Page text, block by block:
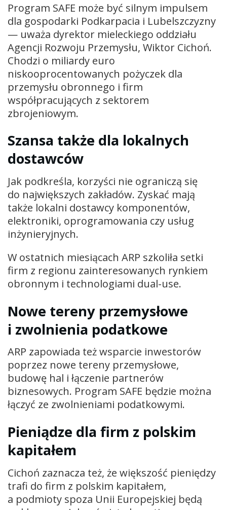
Program SAFE może być silnym impulsem
dla gospodarki Podkarpacia i Lubelszczyzny
— uważa dyrektor mieleckiego oddziału
Agencji Rozwoju Przemysłu, Wiktor Cichoń.
Chodzi o miliardy euro
niskooprocentowanych pożyczek dla
przemysłu obronnego i firm
współpracujących z sektorem
zbrojeniowym.
Szansa także dla lokalnych
dostawców
Jak podkreśla, korzyści nie ograniczą się
do największych zakładów. Zyskać mają
także lokalni dostawcy komponentów,
elektroniki, oprogramowania czy usług
inżynieryjnych.
W ostatnich miesiącach ARP szkoliła setki
firm z regionu zainteresowanych rynkiem
obronnym i technologiami dual-use.
Nowe tereny przemysłowe
i zwolnienia podatkowe
ARP zapowiada też wsparcie inwestorów
poprzez nowe tereny przemysłowe,
budowę hal i łączenie partnerów
biznesowych. Program SAFE będzie można
łączyć ze zwolnieniami podatkowymi.
Pieniądze dla firm z polskim
kapitałem
Cichoń zaznacza też, że większość pieniędzy
trafi do firm z polskim kapitałem,
a podmioty spoza Unii Europejskiej będą